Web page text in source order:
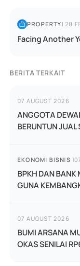
PROPERTY|28
Facing Another
BERITA TERKAIT
07 AUGUST 2026
ANGGOTA
BERUNTUN JUAL
EKONOMI BISNIS |
BPKH DAN BANK
GUNA
07 AUGUST 2026
BUMI ARSANA
OKAS SENILAI